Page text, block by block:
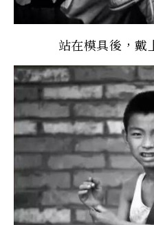
站在模具後，戴